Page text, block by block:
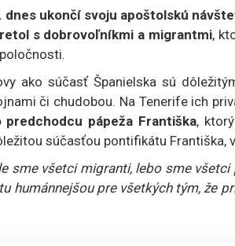
dnes ukončí svoju apoštolskú
s dobrovoľníkmi a migrantmi,
ako súčasť Španielska sú
či chudobou. Na Tenerife ich
predchodcu pápeža Františka,
súčasťou pontifikátu Františka,
sme všetci migranti, lebo sme
humánnejšou pre všetkých tým, že